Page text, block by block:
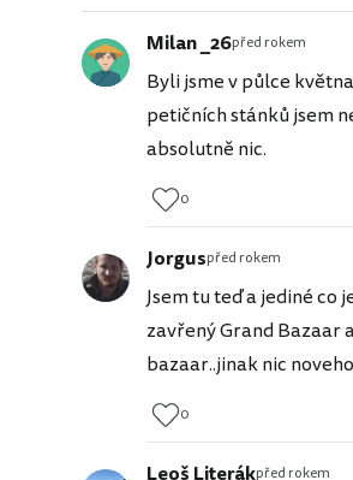
Milan _26před rokem
Byli jsme v půlce
petičních stánků jsem
absolutně nic.
0
Jorguspřed rokem
Jsem tu teď a jediné co
zavřený Grand Bazaar
bazaar..jinak nic
0
před rokem